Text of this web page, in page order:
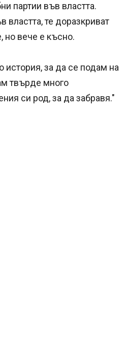
партии във властта.
те доразкриват
но вече е късно.
за да се подам на
твърде много
си род, за да забравя."